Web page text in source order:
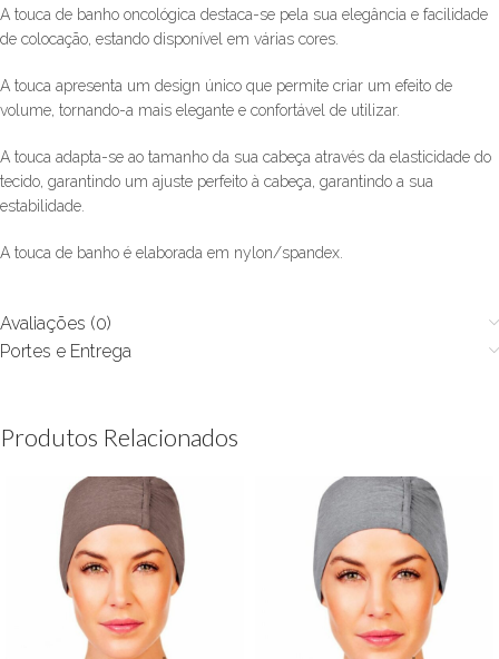
A touca de banho oncológica destaca-se pela sua elegância e facilidade
de colocação, estando disponível em várias cores.
A touca apresenta um design único que permite criar um efeito de
volume, tornando-a mais elegante e confortável de utilizar.
A touca adapta-se ao tamanho da sua cabeça através da elasticidade do
tecido, garantindo um ajuste perfeito à cabeça, garantindo a sua
estabilidade.
A touca de banho é elaborada em nylon/spandex.
Avaliações (0)
Portes e Entrega
Produtos Relacionados